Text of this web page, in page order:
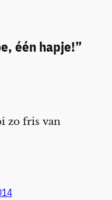
één hapje!”
zo fris van